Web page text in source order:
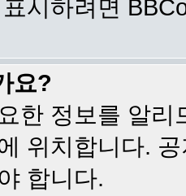
시하려면
요?
한 정보를 알
위치합니다.
합니다.